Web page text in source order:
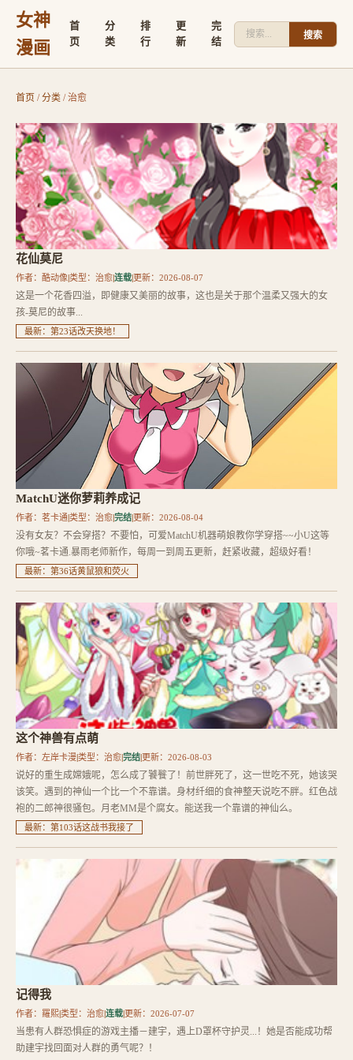
女神
漫画
首
页
分
类
排
行
更
新
完
结
搜索
首页 /分类 / 治愈
花仙莫尼
作者：酷动像|类型：治愈|连载|更新：2026-08-07
这是一个花香四溢，即健康又美丽的故事，这也是关于那个温柔又强大的女
孩-莫尼的故事...
最新：第23话改天换地！
MatchU迷你萝莉养成记
作者：茗卡通|类型：治愈|完结|更新：2026-08-04
没有女友？不会穿搭？不要怕，可爱MatchU机器萌娘教你学穿搭~~小U这等
你哦~茗卡通.暴雨老师新作，每周一到周五更新，赶紧收藏，超级好看！
最新：第36话黄鼠狼和荧火
这个神兽有点萌
作者：左岸卡漫|类型：治愈|完结|更新：2026-08-03
说好的重生成嫦娥呢，怎么成了饕餮了！前世胖死了，这一世吃不死，她该哭
该笑。遇到的神仙一个比一个不靠谱。身材纤细的食神整天说吃不胖。红色战
袍的二郎神很骚包。月老MM是个腐女。能送我一个靠谱的神仙么。
最新：第103话这战书我接了
记得我
作者：羅熙|类型：治愈|连载|更新：2026-07-07
当患有人群恐惧症的游戏主播－建宇，遇上D罩杯守护灵...！她是否能成功帮
助建宇找回面对人群的勇气呢？！